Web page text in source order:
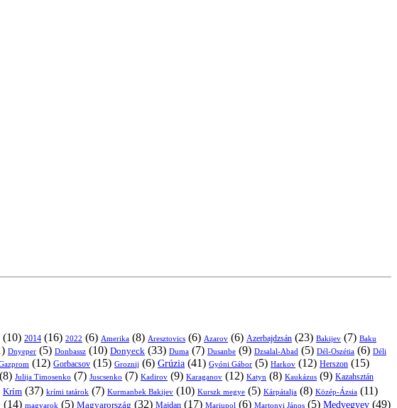
(10) 2014 (16) 2022 (6) Amerika (8) Aresztovics (6) Azarov (6) Azerbajdzsán (23) Bakijev (7) Baku
Dnyeper (5) Donbassz (10) Donyeck (33) Duma (7) Dusanbe (9) Dzsalal-Abad (5) Dél-Oszétia (6) Déli
(12) Gorbacsov (15) Groznij (6) Grúzia (41) Gyóni Gábor (5) Harkov (12) Herszon (15)
(8) Julija Timosenko (7) Juscsenko (7) Kadirov (9) Karaganov (12) Katyn (8) Kaukázus (9) Kazahsztán
Krím (37) krími tatárok (7) Kurmanbek Bakijev (10) Kurszk megye (5) Kárpátalja (8) Közép-Ázsia (11)
(14) magyarok (5) Magyarország (32) Majdan (17) Mariupol (6) Martonyi János (5) Medvegyev (49)